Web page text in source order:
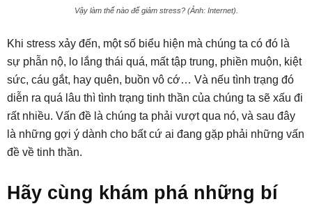
Vậy làm thế nào để giảm stress? (Ảnh: Internet).
Khi stress xảy đến, một số biểu hiện mà chúng ta có đó là
sự phẫn nộ, lo lắng thái quá, mất tập trung, phiền muộn, kiệt
sức, cáu gắt, hay quên, buồn vô cớ… Và nếu tình trạng đó
diễn ra quá lâu thì tình trạng tinh thần của chúng ta sẽ xấu đi
rất nhiều. Vấn đề là chúng ta phải vượt qua nó, và sau đây
là những gợi ý dành cho bất cứ ai đang gặp phải những vấn
đề về tinh thần.
Hãy cùng khám phá những bí